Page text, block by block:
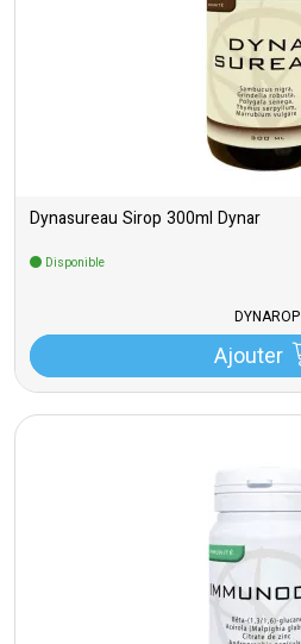
Dynasureau Sirop 300ml Dynar
Disponible
DYNAROP
Ajouter